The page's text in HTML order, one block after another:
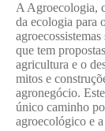
A Agroecologia,
da ecologia para
que tem
agricultura e o
mitos e
agronegócio.
único caminho
agroecológico e